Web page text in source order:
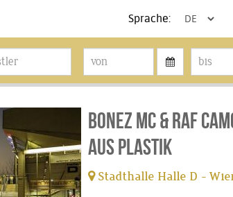
Sprache:
BONEZ MC & RAF
Aus Plastik
Stadthalle Halle D -